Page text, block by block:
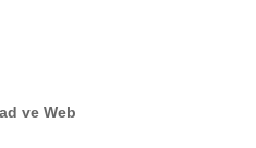
ve Web